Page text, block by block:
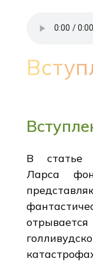
В статье
Ларса